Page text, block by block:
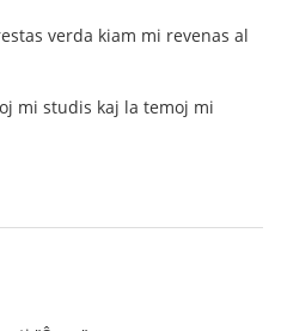
verda kiam mi revenas al
mi studis kaj la temoj mi